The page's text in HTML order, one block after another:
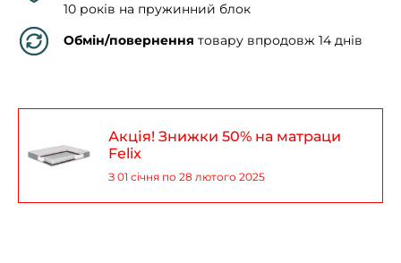
10 років на пружинний блок
Обмін/повернення товару впродовж 14 днів
Акція! Знижки 50% на матраци
Felix
З 01 січня по 28 лютого 2025